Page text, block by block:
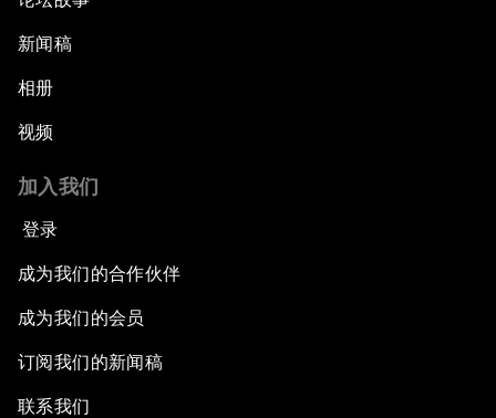
新闻稿
相册
视频
加入我们
登录
成为我们的合作伙伴
成为我们的会员
订阅我们的新闻稿
联系我们